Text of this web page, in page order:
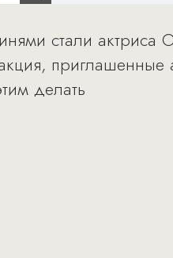
стали актриса
приглашенные
делать